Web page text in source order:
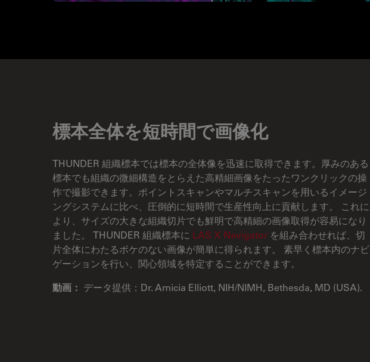
標本全体を短時間で画像化
THUNDER 組織標本では標本の全体像を迅速に取得できます。厚みのある
標本でも組織の微細構造をとらえた高精細画像をたったワンクリックの操
作で撮影できます。ポイントスキャンやマルチスキャンを用いるイメージ
ングシステムに比べ、圧倒的に短時間で生産性向上に貢献します。 これに
より、サイズの大きな組織切片でも鮮明で高精細の画像取得が容易になり
ました。 THUNDER 組織標本に LAS X Navigator を組み合わせれば、切
片全体にわたるボケのない画像が簡単に得られます。 素早く標本内のナビ
ゲーションを行い、関心領域を特定することができます。
動画： データ提供：Dr. Amicia Elliott, NIH/NIMH, Bethesda, MD (USA).